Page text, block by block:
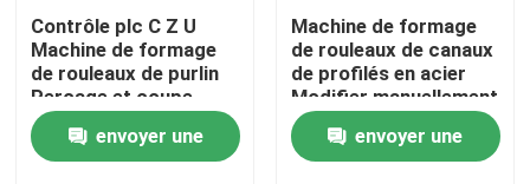
Maison
Produits
Contrôle plc C Z U
Machine de formage
de rouleaux de purlin
Perçage et coupe
hydraulique
envoyer une
Machine de formage
de rouleaux de canaux
de profilés en acier
Modifier manuellement
la taille C Purlin 80-
300mm Taille de la
toile
envoyer une